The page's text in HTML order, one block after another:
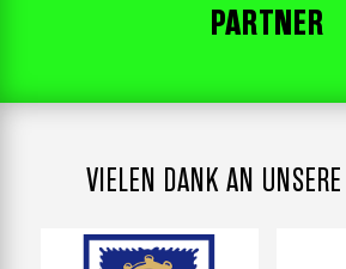
PARTNER
VIELEN DANK AN